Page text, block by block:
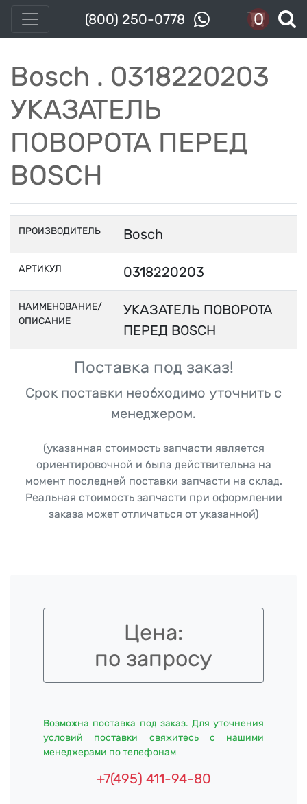
(800) 250-0778 0
Bosch . 0318220203
УКАЗАТЕЛЬ
ПОВОРОТА ПЕРЕД
BOSCH
ПРОИЗВОДИТЕЛЬ Bosch
АРТИКУЛ 0318220203
НАИМЕНОВАНИЕ/
ОПИСАНИЕ
УКАЗАТЕЛЬ ПОВОРОТА
ПЕРЕД BOSCH
Поставка под заказ!
Срок поставки необходимо уточнить с
менеджером.
(указанная стоимость запчасти является
ориентировочной и была действительна на
момент последней поставки запчасти на склад.
Реальная стоимость запчасти при оформлении
заказа может отличаться от указанной)
Цена:
по запросу
Возможна поставка под заказ. Для уточнения
условий поставки свяжитесь с нашими
менеджерами по телефонам
+7(495) 411-94-80